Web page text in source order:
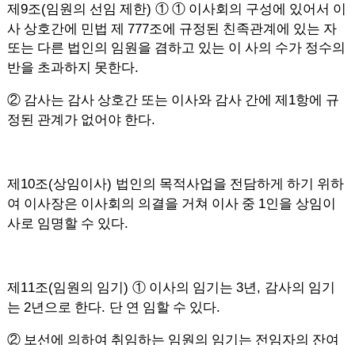
제9조(임원의 선임 제한) ① ① 이사회의 구성에 있어서 이
사 상호간에 민법 제 777조에 규정된 친족관계에 있는 자
또는 다른 법인의 임원을 겸하고 있는 이 사의 수가 정수의
반을 초과하지 못한다.
② 감사는 감사 상호간 또는 이사와 감사 간에 제 1항에 규
정된 관계가 없어야 한다.
제 10조(상임이사) 법인의 목적사업을 전담하게 하기 위하
여 이사장은 이사회의 의결을 거쳐 이사 중 1인을 상임이
사로 임명할 수 있다.
제 11조(임원의 임기) ① 이사의 임기는 3년, 감사의 임기
는 2년으로 한다. 단 연 임할 수 있다.
② 보선에 의하여 취임하는 임원의 임기는 전임자의 잔여